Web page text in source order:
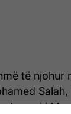
të njohur
i